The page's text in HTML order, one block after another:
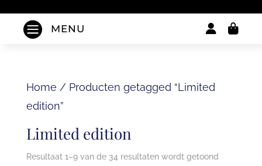
 MENU 
Home / Producten getagged “Limited
edition”
Limited edition
Resultaat 1–9 van de 34 resultaten wordt getoond